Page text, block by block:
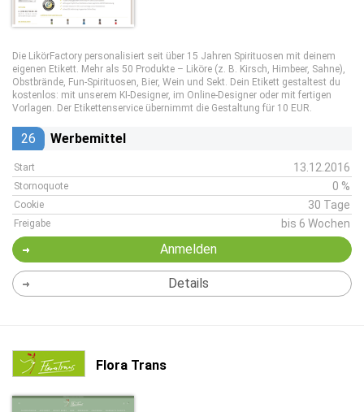
Die LikörFactory personalisiert seit über 15 Jahren Spirituosen mit deinem
eigenen Etikett. Mehr als 50 Produkte – Liköre (z. B. Kirsch, Himbeer, Sahne),
Obstbrände, Fun-Spirituosen, Bier, Wein und Sekt. Dein Etikett gestaltest du
kostenlos: mit unserem KI-Designer, im Online-Designer oder mit fertigen
Vorlagen. Der Etikettenservice übernimmt die Gestaltung für 10 EUR.
26 Werbemittel
Start 13.12.2016
Stornoquote 0 %
Cookie 30 Tage
Freigabe bis 6 Wochen
Anmelden
Details
Flora Trans